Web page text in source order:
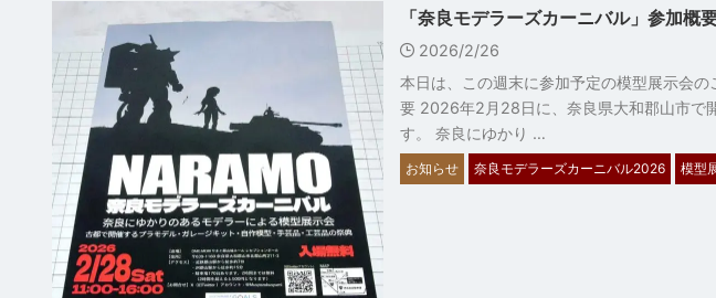
「奈良モデラーズカーニバル」参加概
2026/2/26
本日は、この週末に参加予定の模型展示会
要 2026年2月28日に、奈良県大和郡山市で
す。 奈良にゆかり …
お知らせ 奈良モデラーズカーニバル2026 模型